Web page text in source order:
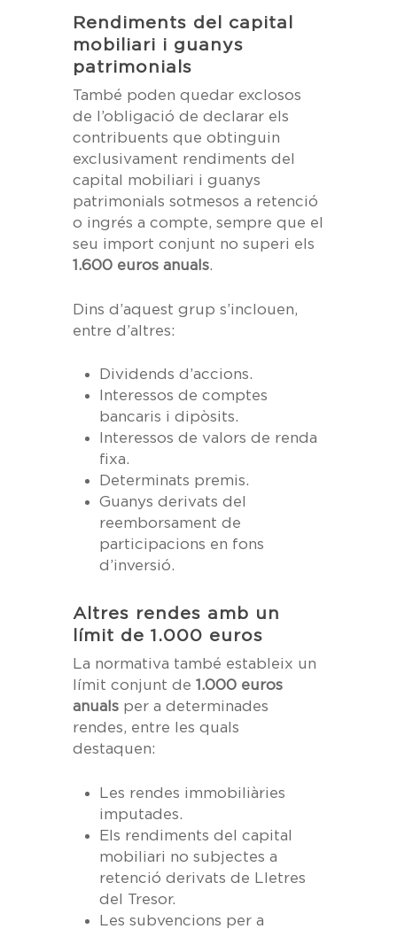
Rendiments del capital
mobiliari i guanys
patrimonials
També poden quedar exclosos
de l’obligació de declarar els
contribuents que obtinguin
exclusivament rendiments del
capital mobiliari i guanys
patrimonials sotmesos a retenció
o ingrés a compte, sempre que el
seu import conjunt no superi els
1.600 euros anuals.
Dins d’aquest grup s’inclouen,
entre d’altres:
Dividends d’accions.
Interessos de comptes
bancaris i dipòsits.
Interessos de valors de renda
fixa.
Determinats premis.
Guanys derivats del
reemborsament de
participacions en fons
d’inversió.
Altres rendes amb un
límit de 1.000 euros
La normativa també estableix un
límit conjunt de1.000 euros
anuals per a determinades
rendes, entre les quals
destaquen:
Les rendes immobiliàries
imputades.
Els rendiments del capital
mobiliari no subjectes a
retenció derivats de Lletres
del Tresor.
Les subvencions per a
Servei mercantil